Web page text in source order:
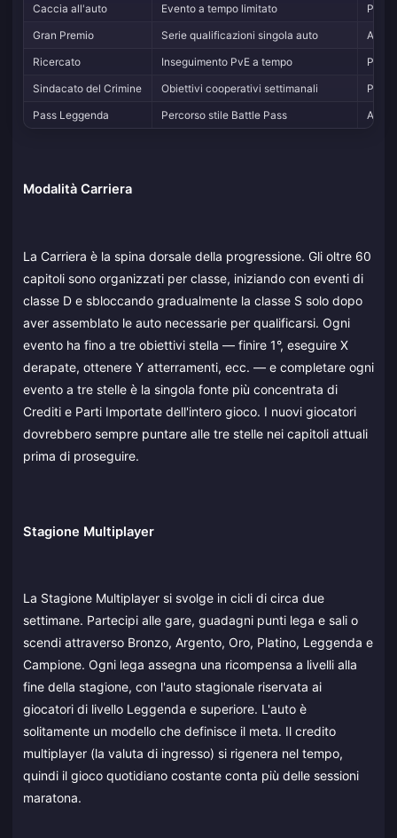
Caccia all'auto
Evento a tempo limitato
Gran Premio
Serie qualificazioni singola auto
Auto
Ricercato
Inseguimento PvE a tempo
Parti
Sindacato del Crimine
Obiettivi cooperativi settimanali
Pass Leggenda
Percorso stile Battle Pass Auto
Modalità Carriera
La Carriera è la spina dorsale della progressione. Gli oltre 60
capitoli sono organizzati per classe, iniziando con eventi di
classe D e sbloccando gradualmente la classe S solo dopo
aver assemblato le auto necessarie per qualificarsi. Ogni
evento ha fino a tre obiettivi stella — finire 1°, eseguire X
derapate, ottenere Y atterramenti, ecc. — e completare ogni
evento a tre stelle è la singola fonte più concentrata di
Crediti e Parti Importate dell'intero gioco. I nuovi giocatori
dovrebbero sempre puntare alle tre stelle nei capitoli attuali
prima di proseguire.
Stagione Multiplayer
La Stagione Multiplayer si svolge in cicli di circa due
settimane. Partecipi alle gare, guadagni punti lega e sali o
scendi attraverso Bronzo, Argento, Oro, Platino, Leggenda e
Campione. Ogni lega assegna una ricompensa a livelli alla
fine della stagione, con l'auto stagionale riservata ai
giocatori di livello Leggenda e superiore. L'auto è
solitamente un modello che definisce il meta. Il credito
multiplayer (la valuta di ingresso) si rigenera nel tempo,
quindi il gioco quotidiano costante conta più delle sessioni
maratona.